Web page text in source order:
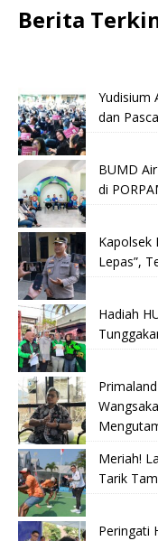
Berita
Yudisium
dan
BUMD
di
Kapolsek
Lepas”,
Hadiah
Meriah!
Tarik
Peringati